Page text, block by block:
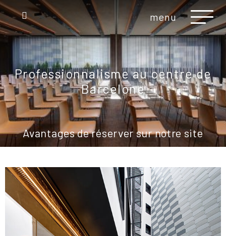
menu
Professionnalisme au centre de
Barcelone
Avantages de réserver sur notre site